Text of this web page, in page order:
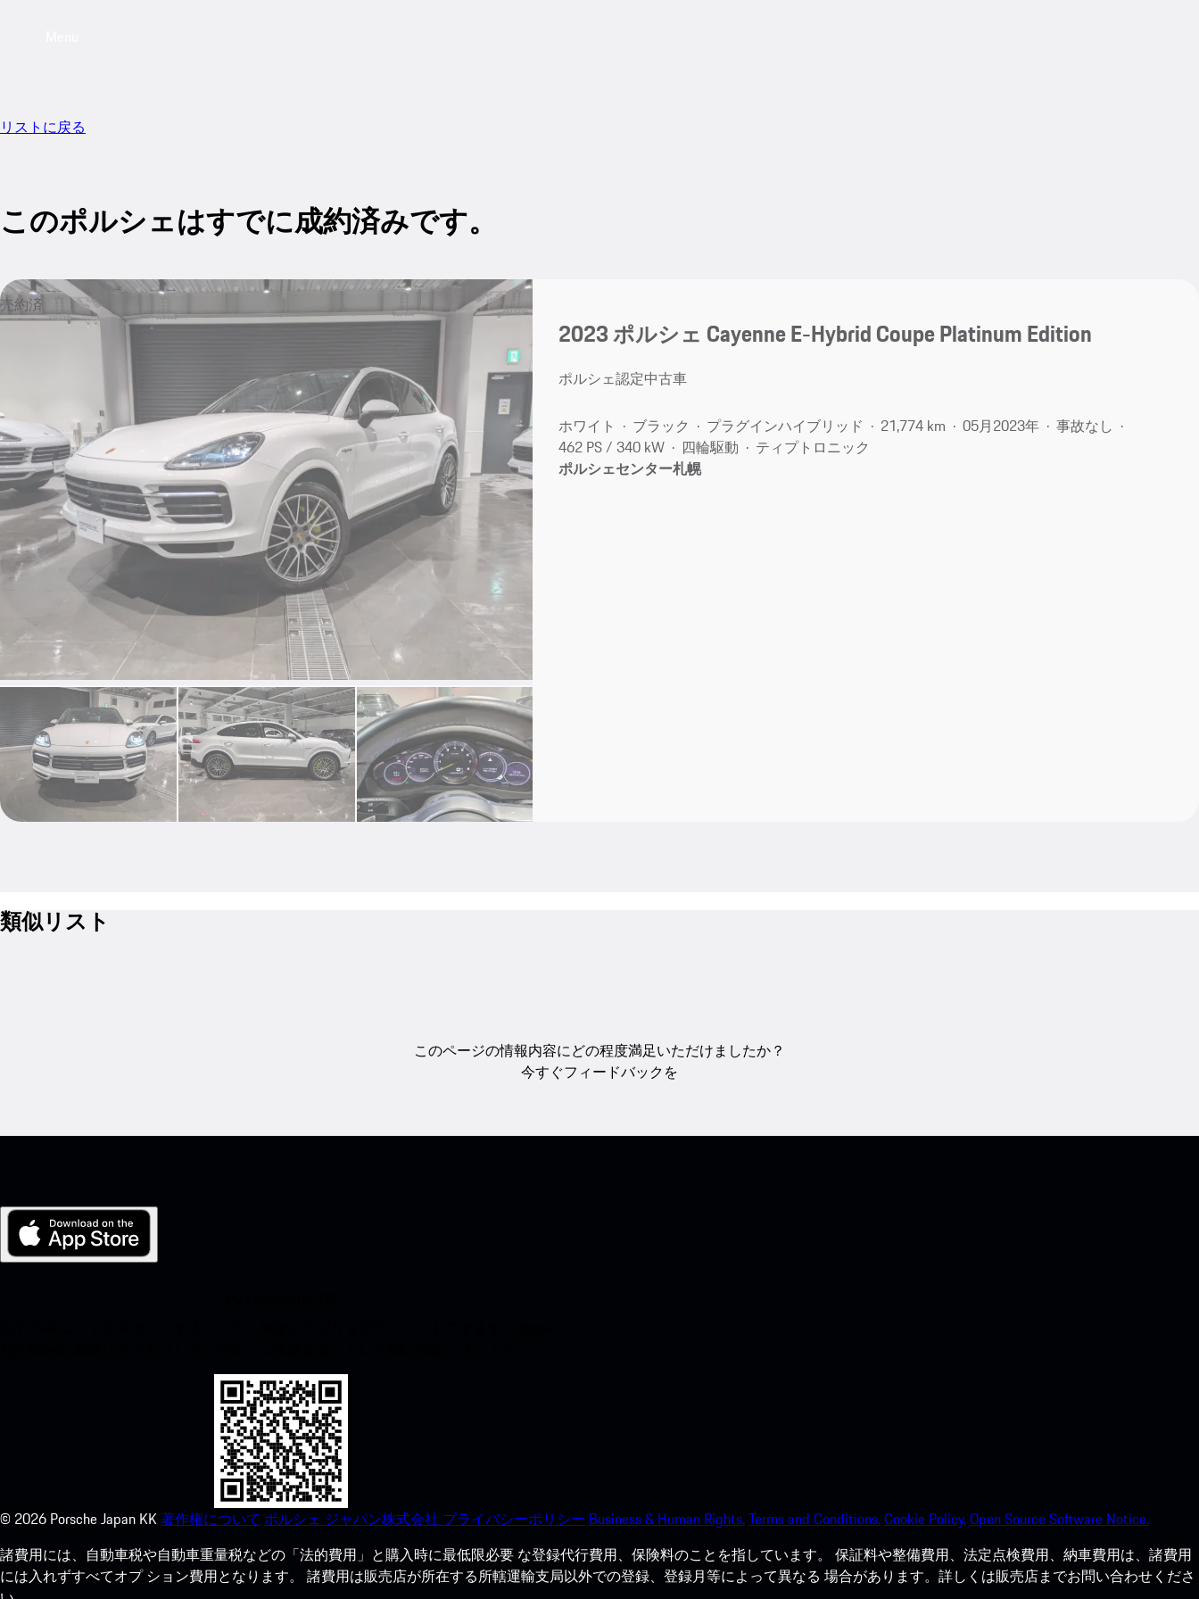
リストに戻る
このポルシェはすでに成約済みです。
売約済
2023 ポルシェ Cayenne E-Hybrid Coupe Platinum Edition
ポルシェ認定中古車
ホワイト ブラック プラグインハイブリッド 21,774 km 05月​2023年
事故なし
462 PS / 340 kW
四輪駆動
ティプトロニック
ポルシェセンター札幌
類似リスト
このページの情報内容にどの程度満足いただけましたか？
今すぐフィードバックを
© 2026 Porsche Japan KK著作権について ポルシェ ジャパン株式会社 プライバシーポリシー Business & Human Rights.Terms and Conditions.Cookie Policy.Open Source Software Notice.
諸費用には、自動車税や自動車重量税などの「法的費用」と購入時に最低限必要 な登録代行費用、保険料のことを指しています。 保証料や整備費用、法定点検費用、納車費用は、諸費用
には入れずすべてオプ ション費用となります。 諸費用は販売店が所在する所轄運輸支局以外での登録、登録月等によって異なる 場合があります。詳しくは販売店までお問い合わせくださ